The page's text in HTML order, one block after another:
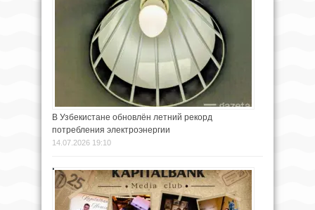
В Узбекистане обновлён летний рекорд
потребления электроэнергии
14.07.2026 19:10